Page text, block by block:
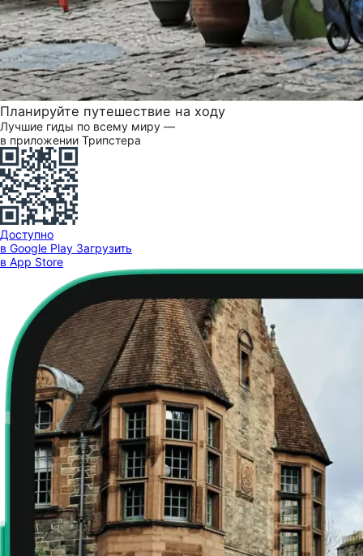
Планируйте путешествие на ходу
Лучшие гиды по всему миру —
в приложении Трипстера
Доступно
в Google Play Загрузить
в App Store